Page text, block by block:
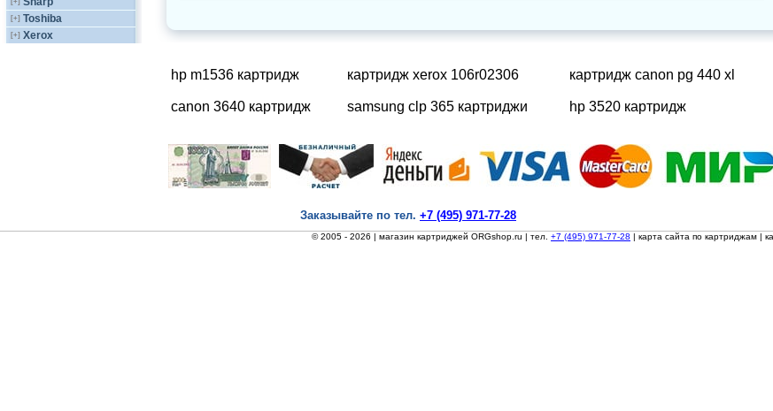
[+] Toshiba
[+] Xerox
hp m1536 картридж картридж xerox 106r02306 картридж canon pg 440 xl
canon 3640 картридж samsung clp 365 картриджи hp 3520 картридж
Заказывайте по тел. +7 (495) 971-77-28
© 2005 - 2026 | магазин картриджей ORGshop.ru | тел. +7 (495) 971-77-28 | карта сайта по картриджам |